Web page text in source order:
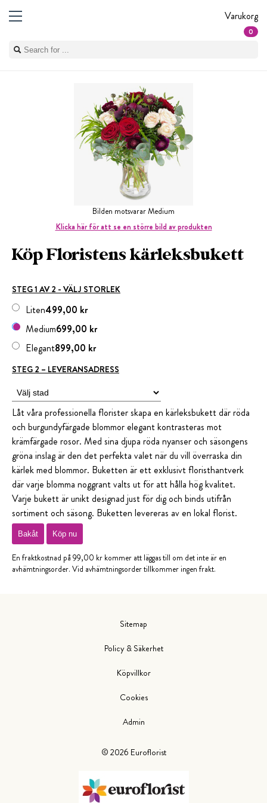
Varukorg
0
Bilden motsvarar Medium
Klicka här för att se en större bild av produkten
Köp Floristens kärleksbukett
STEG 1 AV 2 - VÄLJ STORLEK
499,00 kr
Liten
699,00 kr
Medium
899,00 kr
Elegant
STEG 2 – LEVERANSADRESS
Låt våra professionella florister skapa en kärleksbukett där röda
och burgundyfärgade blommor elegant kontrasteras mot
krämfärgade rosor. Med sina djupa röda nyanser och säsongens
gröna inslag är den det perfekta valet när du vill överraska din
kärlek med blommor. Buketten är ett exklusivt floristhantverk
där varje blomma noggrant valts ut för att hålla hög kvalitet.
Varje bukett är unikt designad just för dig och binds utifrån
sortiment och säsong. Buketten levereras av en lokal florist.
Bakåt Köp nu
En fraktkostnad på 99,00 kr kommer att läggas till om det inte är en
avhämtningsorder. Vid avhämtningsorder tillkommer ingen frakt.
© 2026 Euroflorist
Sitemap
Policy & Säkerhet
Köpvillkor
Cookies
Admin